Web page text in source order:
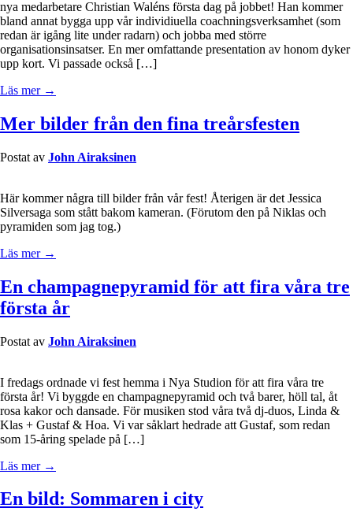
nya medarbetare Christian Waléns första dag på jobbet! Han kommer
bland annat bygga upp vår individiuella coachningsverksamhet (som
redan är igång lite under radarn) och jobba med större
organisationsinsatser. En mer omfattande presentation av honom dyker
upp kort. Vi passade också […]
Läs mer →
Mer bilder från den fina treårsfesten
Postat av John Airaksinen
Här kommer några till bilder från vår fest! Återigen är det Jessica
Silversaga som stått bakom kameran. (Förutom den på Niklas och
pyramiden som jag tog.)
Läs mer →
En champagnepyramid för att fira våra tre
första år
Postat av John Airaksinen
I fredags ordnade vi fest hemma i Nya Studion för att fira våra tre
första år! Vi byggde en champagnepyramid och två barer, höll tal, åt
rosa kakor och dansade. För musiken stod våra två dj-duos, Linda &
Klas + Gustaf & Hoa. Vi var såklart hedrade att Gustaf, som redan
som 15-åring spelade på […]
Läs mer →
En bild: Sommaren i city